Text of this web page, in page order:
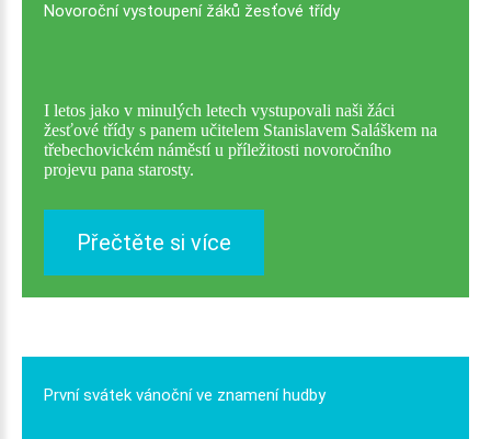
Novoroční vystoupení žáků žesťové třídy
I letos jako v minulých letech vystupovali naši žáci
žesťové třídy s panem učitelem Stanislavem Saláškem na
třebechovickém náměstí u příležitosti novoročního
projevu pana starosty.
Přečtěte si více
První svátek vánoční ve znamení hudby